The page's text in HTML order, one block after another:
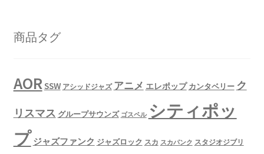
商品タグ
AORSSW アシッドジャズ アニメ エレポップ カンタベリー ク
リスマス グループサウンズ ゴスペル シティポッ
プ ジャズファンク ジャズロック スカ スカパンク スタジオジブリ